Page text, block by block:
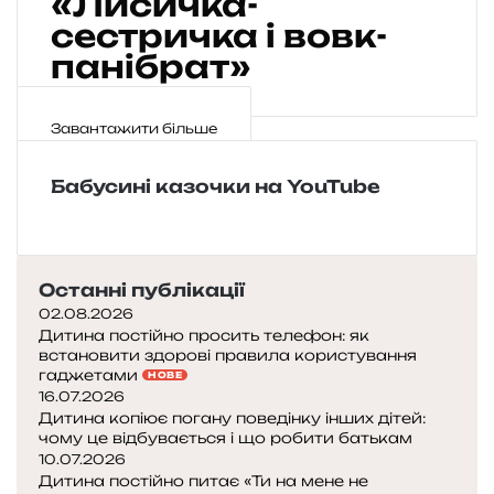
к
-
п
в
»
б
и
л
и
к
і
о
б
ц
я
»
к
а
а
В
к
с
б
а
к
а
т
а
н
с
к
н
о
к
а
з
к
а
«
Л
и
сестричка і вовк-
панібрат»
Завантажити більше
Бабусині казочки на YouTube
Останні публікації
02.08.2026
Дитина постійно просить телефон: як
встановити здорові правила користування
гаджетами
НОВЕ
16.07.2026
Дитина копіює погану поведінку інших дітей:
чому це відбувається і що робити батькам
10.07.2026
Дитина постійно питає «Ти на мене не